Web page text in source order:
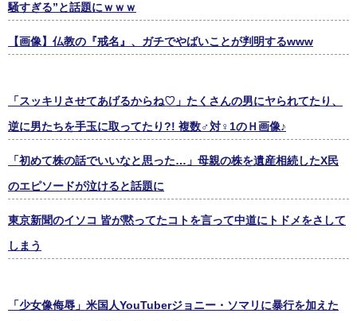
騒すぎる”と話題にｗｗｗ
【画像】仏教の『戒名』、ガチでやばいことが判明するwww
「スッキリさせてあげるからね♡」たくさんの男にヤられてたり、
逆に男たちを手玉に取ってたり?! 複数♂対♀1のＨ画像♪
「初めて株の話でいいなと思った…」母親の株を遺産相続したX民
のエピソードが泣けると話題に
東京新聞のイソコ 皆が黙ってたコトを言って中道にトドメをさして
しまう
「少女像侮辱」米国人YouTuberジョニー・ソマリに暴行を加えた